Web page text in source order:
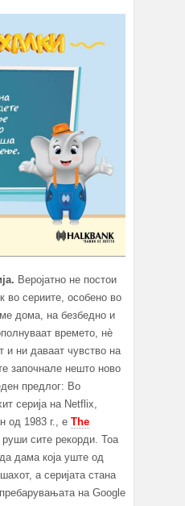
Веројатно не постои
во сериите, особено во
дома, на безбедно и
времето, нѐ
и ни даваат чувство на
започнале нешто ново
предлог: Во
серија на Netflix,
од 1983 г., е The
руши сите рекорди. Тоа
дама која уште од
а серијата стана
на Google